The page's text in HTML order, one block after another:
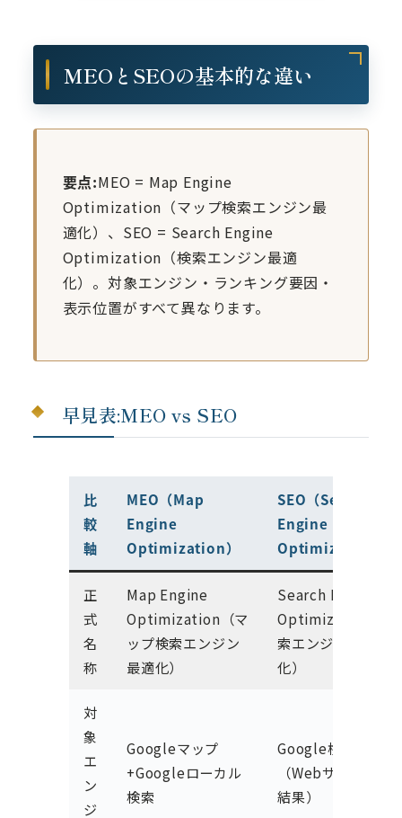
MEOとSEOの基本的な違い
要点:MEO = Map Engine
Optimization（マップ検索エンジン最
適化）、SEO = Search Engine
Optimization（検索エンジン最適
化）。対象エンジン・ランキング要因・
表示位置がすべて異なります。
早見表:MEO vs SEO
比
較
軸
MEO（Map
Engine
Optimization）
SEO（Search
Engine
Optimization）
正
式
名
称
Map Engine
Optimization（マ
ップ検索エンジン
最適化）
Search Engine
Optimization（検
索エンジン最適
化）
対
象
エ
ン
ジ
Googleマップ
+Googleローカル
検索
Google検索
（Webサイト検索
結果）